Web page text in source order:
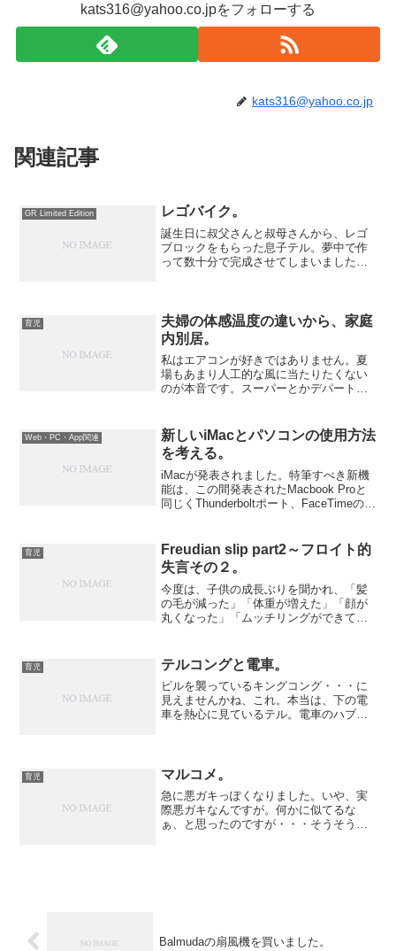
kats316@yahoo.co.jpをフォローする
kats316@yahoo.co.jp
関連記事
GR Limited Edition レゴバイク。
誕生日に叔父さんと叔母さんから、レゴ
ブロックをもらった息子テル。夢中で作
って数十分で完成させてしまいました。
もう一つ隠された姿があり...
育児
夫婦の体感温度の違いから、家庭
内別居。
私はエアコンが好きではありません。夏
場もあまり人工的な風に当たりたくない
のが本音です。スーパーとかデパートと
が悪くなっていたりする。扇風機も危な
いです。そんな私と一緒に...
Web・PC・App関連
新しいiMacとパソコンの使用方法
を考える。
iMacが発表されました。特筆すべき新機
能は、この間発表されたMacbook Proと
同じくThunderboltポート、FaceTimeの
早いと思い...
育児
Freudian slip part2～フロイト的
失言その２。
今度は、子供の成長ぶりを聞かれ、「髪
の毛が減った」「体重が増えた」「顔が
丸くなった」「ムッチリングができてき
んですけど、身長の話になった時に
「『体長』はあまり変わってい...
育児 テルコングと電車。
ビルを襲っているキングコング・・・に
見えませんかね、これ。本当は、下の電
車を熱心に見ているテル。電車のハブの
線、一度教えただけで全部覚え...
育児 マルコメ。
急に悪ガキっぽくなりました。いや、実
際悪ガキなんですが。何かに似てるな
ぁ、と思ったのですが・・・そうそう、
Balmudaの扇風機を買いました。